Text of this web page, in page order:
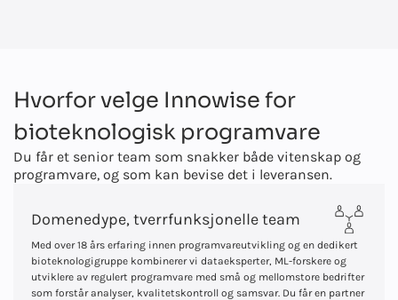
Hvorfor velge Innowise for
bioteknologisk programvare
Du får et senior team som snakker både vitenskap og
programvare, og som kan bevise det i leveransen.
Domenedype, tverrfunksjonelle team
Med over 18 års erfaring innen programvareutvikling og en dedikert
bioteknologigruppe kombinerer vi dataeksperter, ML-forskere og
utviklere av regulert programvare med små og mellomstore bedrifter
som forstår analyser, kvalitetskontroll og samsvar. Du får en partner